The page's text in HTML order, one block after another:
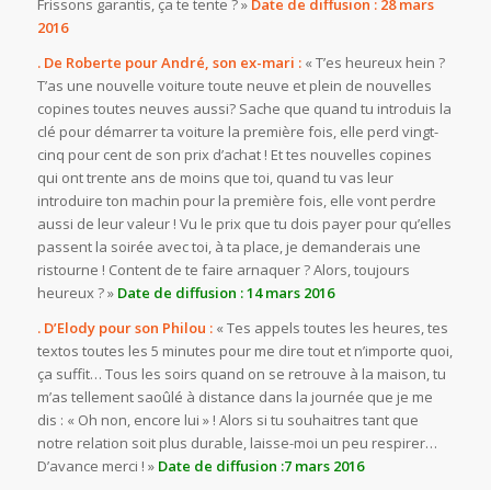
Frissons garantis, ça te tente ? » Date de diffusion : 28 mars
2016
. De Roberte pour André, son ex-mari :« T’es heureux hein ?
T’as une nouvelle voiture toute neuve et plein de nouvelles
copines toutes neuves aussi? Sache que quand tu introduis la
clé pour démarrer ta voiture la première fois, elle perd vingt-
cinq pour cent de son prix d’achat ! Et tes nouvelles copines
qui ont trente ans de moins que toi, quand tu vas leur
introduire ton machin pour la première fois, elle vont perdre
aussi de leur valeur ! Vu le prix que tu dois payer pour qu’elles
passent la soirée avec toi, à ta place, je demanderais une
ristourne ! Content de te faire arnaquer ? Alors, toujours
heureux ? » Date de diffusion : 14 mars 2016
. D’Elody pour son Philou :« Tes appels toutes les heures, tes
textos toutes les 5 minutes pour me dire tout et n’importe quoi,
ça suffit… Tous les soirs quand on se retrouve à la maison, tu
m’as tellement saoûlé à distance dans la journée que je me
dis : « Oh non, encore lui » ! Alors si tu souhaitres tant que
notre relation soit plus durable, laisse-moi un peu respirer…
D’avance merci ! » Date de diffusion :7 mars 2016